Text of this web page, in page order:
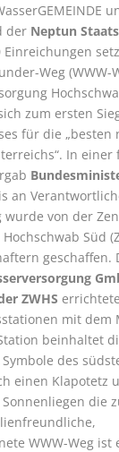
der Neptun
Einreichungen
Weg (WWW-
zum ersten
für die „besten
In einer
an
wurde von der
Süd
geschaffen.
ZWHS
mit dem
beinhaltet
des
einen Klapotetz
die
WWW-Weg ist